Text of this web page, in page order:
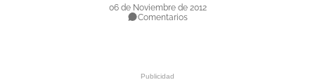
06 de Noviembre de 2012
Comentarios